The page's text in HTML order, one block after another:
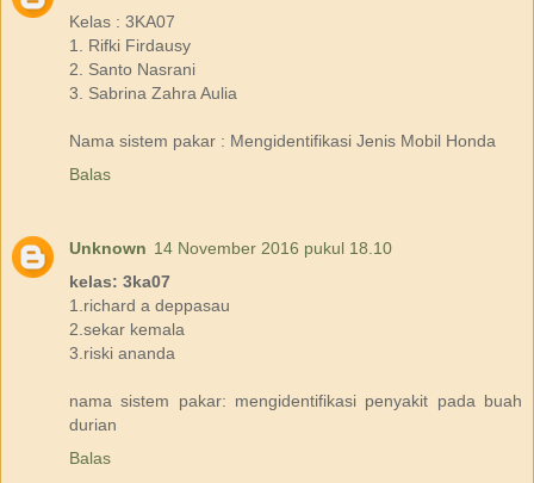
Kelas : 3KA07
1. Rifki Firdausy
2. Santo Nasrani
3. Sabrina Zahra Aulia
Nama sistem pakar : Mengidentifikasi Jenis Mobil Honda
Balas
Unknown 14 November 2016 pukul 18.10
kelas: 3ka07
1.richard a deppasau
2.sekar kemala
3.riski ananda
nama sistem pakar: mengidentifikasi penyakit pada buah
durian
Balas